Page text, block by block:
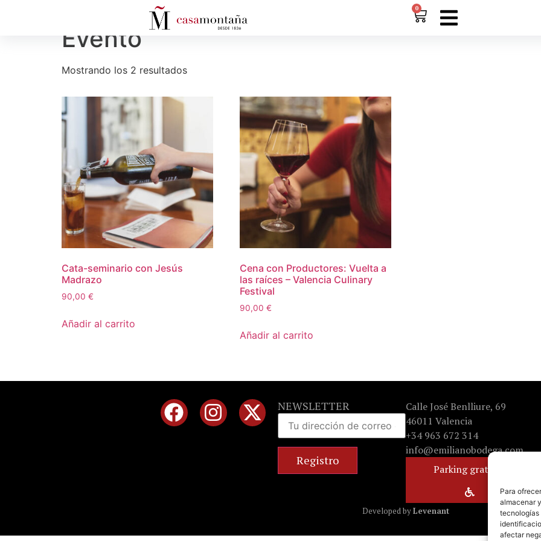
Para
almacenar
tecnologías
afectar
0
Evento
Mostrando los 2 resultados
Cata-seminario con Jesús
Madrazo
90,00 €
Añadir al carrito
Cena con Productores: Vuelta a
las raíces – Valencia Culinary
Festival
90,00 €
Añadir al carrito
NEWSLETTER
Calle José Benlliure, 69
46011 Valencia
+34 963 672 314
info@emilianobodega.com
Parking gratuito
Developed byLevenant